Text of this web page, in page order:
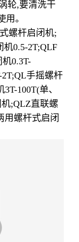
轮,要清洗干
。
螺杆启闭机;
0.5-2T;QLF
0.3T-
手摇螺杆
100T(单、
;QLZ直联螺
用螺杆式启闭